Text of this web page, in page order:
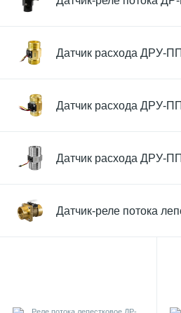
Датчик расхода ДРУ-
Датчик расхода ДРУ-
Датчик расхода ДРУ-
Датчик-реле потока